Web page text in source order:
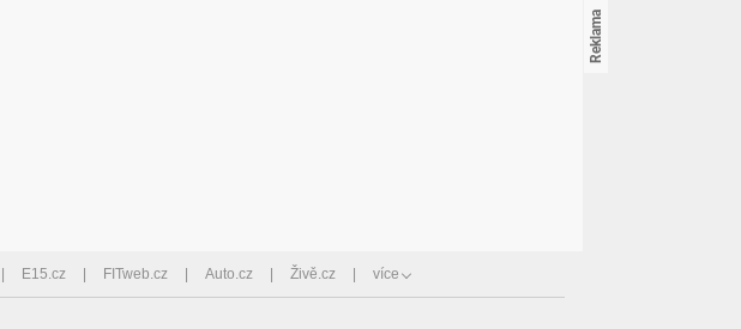
E15.cz FITweb.cz Auto.cz Živě.cz více